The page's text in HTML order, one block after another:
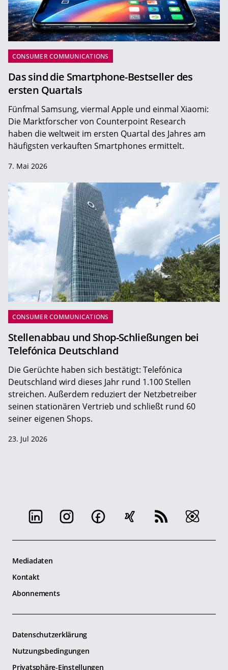
CONSUMER COMMUNICATIONS
Das sind die Smartphone-Bestseller des
ersten Quartals
Fünfmal Samsung, viermal Apple und einmal Xiaomi:
Die Marktforscher von Counterpoint Research
haben die weltweit im ersten Quartal des Jahres am
häufigsten verkauften Smartphones ermittelt.
7. Mai 2026
CONSUMER COMMUNICATIONS
Stellenabbau und Shop-Schließungen bei
Telefónica Deutschland
Die Gerüchte haben sich bestätigt: Telefónica
Deutschland wird dieses Jahr rund 1.100 Stellen
streichen. Außerdem reduziert der Netzbetreiber
seinen stationären Vertrieb und schließt rund 60
seiner eigenen Shops.
23. Jul 2026
Mediadaten
Kontakt
Abonnements
Datenschutzerklärung
Nutzungsbedingungen
Privatsphäre-Einstellungen